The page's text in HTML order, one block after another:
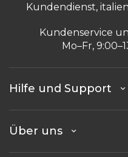
Kundendienst,
Kundenservice
Mo–Fr,
Hilfe und Support
Über uns